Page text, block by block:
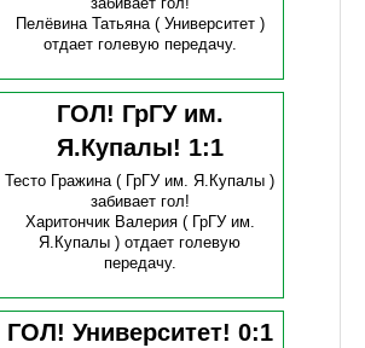
Пелёвина Татьяна( Университет )
отдает голевую передачу.
ГОЛ! ГрГУ им.
Я.Купалы! 1:1
Тесто Гражина( ГрГУ им. Я.Купалы )
забивает гол!
Харитончик Валерия( ГрГУ им.
Я.Купалы )отдает голевую
передачу.
ГОЛ! Университет! 0:1